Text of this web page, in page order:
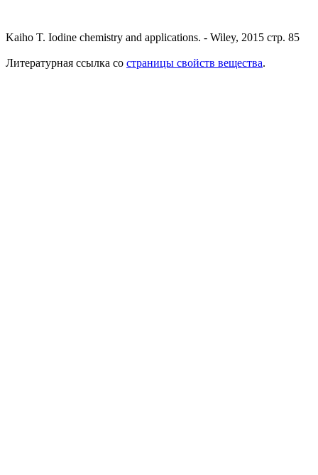
Kaiho T. Iodine chemistry and applications. - Wiley, 2015 стр. 85
Литературная ссылка со страницы свойств вещества.